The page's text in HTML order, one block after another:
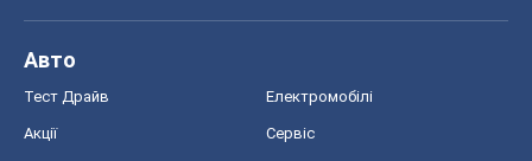
Авто
Тест Драйв Електромобілі
Акції Сервіс